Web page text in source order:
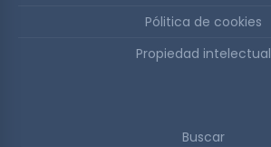
Pólitica de cookies
Propiedad intelectual
Buscar